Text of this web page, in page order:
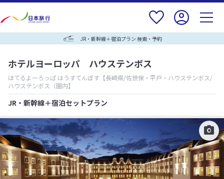
JR・新幹線＋宿泊プラン 検索・予約
ホテルヨーロッパ ハウステンボス
ほてるよーろっぱ はうすてんぼす 【長崎県/佐世保・平戸・ハウステンボス/
ハウステンボス（園内】
JR・新幹線＋宿泊セットプラン